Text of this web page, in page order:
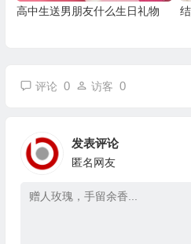
高中生送男朋友什么生日礼物
评论 0 访客 0
发表评论
匿名网友